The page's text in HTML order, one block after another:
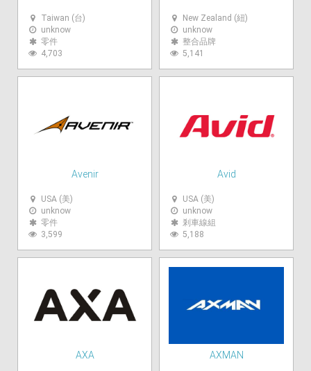
Taiwan (台)
unknow
零件
4,703
New Zealand (紐)
unknow
整合品牌
5,141
Avenir
USA (美)
unknow
零件
3,599
Avid
USA (美)
unknow
剎車線組
5,188
AXA AXMAN